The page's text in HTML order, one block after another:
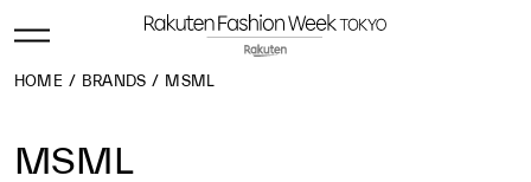
HOME BRANDS MSML
MSML